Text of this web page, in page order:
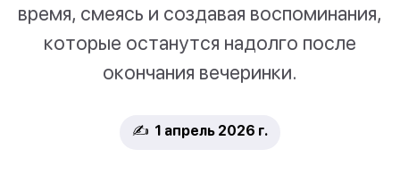
время, смеясь и создавая воспоминания,
которые останутся надолго после
окончания вечеринки.
✍️ 1 апрель 2026 г.